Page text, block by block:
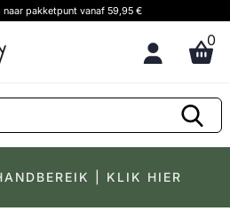
pakketpunt vanaf 59,95 €
0
| KLIK HIER